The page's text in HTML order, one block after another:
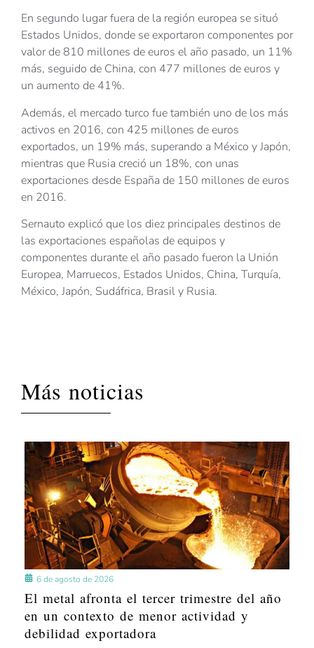
En segundo lugar fuera de la región europea se situó
Estados Unidos, donde se exportaron componentes por
valor de 810 millones de euros el año pasado, un 11%
más, seguido de China, con 477 millones de euros y
un aumento de 41%.
Además, el mercado turco fue también uno de los más
activos en 2016, con 425 millones de euros
exportados, un 19% más, superando a México y Japón,
mientras que Rusia creció un 18%, con unas
exportaciones desde España de 150 millones de euros
en 2016.
Sernauto explicó que los diez principales destinos de
las exportaciones españolas de equipos y
componentes durante el año pasado fueron la Unión
Europea, Marruecos, Estados Unidos, China, Turquía,
México, Japón, Sudáfrica, Brasil y Rusia.
Más noticias
6 de agosto de 2026
El metal afronta el tercer trimestre del año
en un contexto de menor actividad y
debilidad exportadora